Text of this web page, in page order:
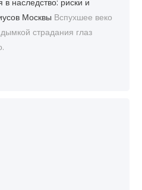
наследство: риски и
Москвы Вспухшее веко
страдания глаз